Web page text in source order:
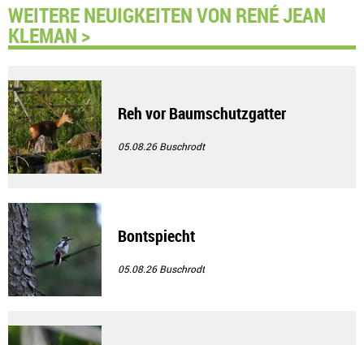
WEITERE NEUIGKEITEN VON RENÉ JEAN
KLEMAN >
Reh vor Baumschutzgatter
05.08.26Buschrodt
Bontspiecht
05.08.26Buschrodt